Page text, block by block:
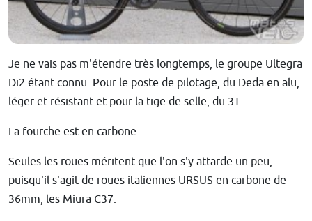
Je ne vais pas m'étendre très longtemps, le groupe Ultegra
Di2 étant connu. Pour le poste de pilotage, du Deda en alu,
léger et résistant et pour la tige de selle, du 3T.
La fourche est en carbone.
Seules les roues méritent que l'on s'y attarde un peu,
puisqu'il s'agit de roues italiennes URSUS en carbone de
36mm, les Miura C37.